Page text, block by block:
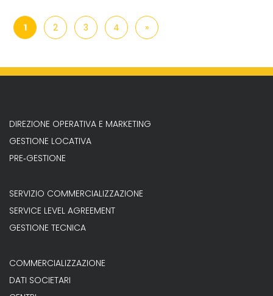
Navigazione degli articoli
1 2 3 4 »
DIREZIONE OPERATIVA E MARKETING
GESTIONE LOCATIVA
PRE‐GESTIONE
SERVIZIO COMMERCIALIZZAZIONE
SERVICE LEVEL AGREEMENT
GESTIONE TECNICA
COMMERCIALIZZAZIONE
DATI SOCIETARI